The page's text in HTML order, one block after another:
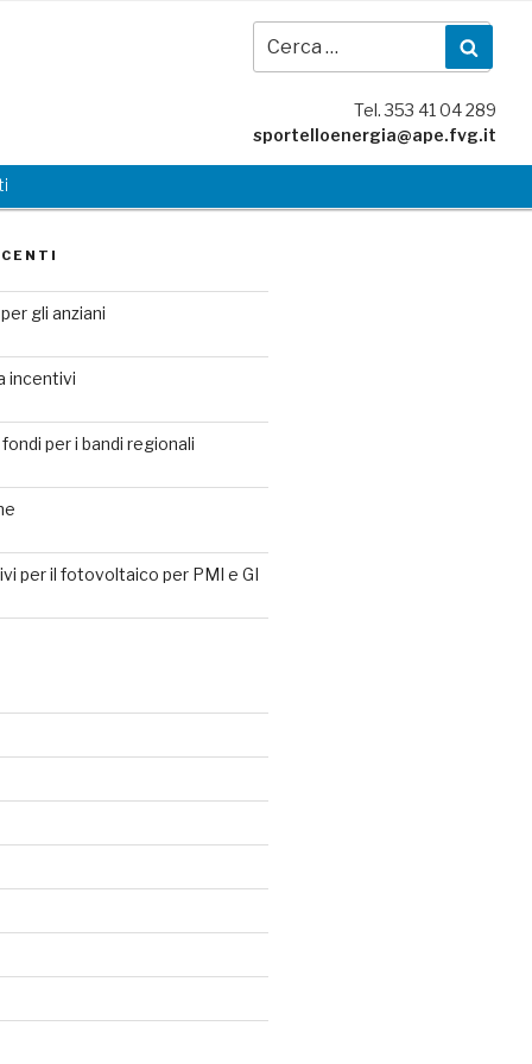
Tel. 353 41 04 289
sportelloenergia@ape.fvg.it
gli anziani
incentivi
per i bandi regionali
per il fotovoltaico per PMI e GI